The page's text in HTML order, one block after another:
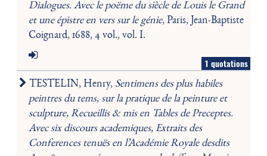
Dialogues. Avec le poëme du siècle de Louis le Grand
et une épistre en vers sur le génie, Paris, Jean-Baptiste
Coignard, 1688, 4 vol., vol. I.
1 quotations
TESTELIN, Henry, Sentimens des plus habiles
peintres du tems, sur la pratique de la peinture et
sculpture, Recueillis & mis en Tables de Preceptes.
Avec six discours academiques, Extraits des
Conferences tenuës en l’Académie Royale desdits